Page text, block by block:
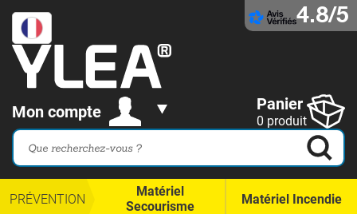
4.8/5
Mon compte Panier
0 produit
PRÉVENTION
Matériel
Secourisme
Matériel Incendie